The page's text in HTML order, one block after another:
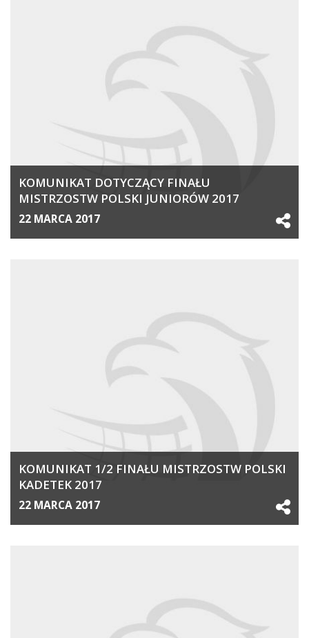
KOMUNIKAT DOTYCZĄCY FINAŁU
MISTRZOSTW POLSKI JUNIORÓW 2017
22 MARCA 2017
KOMUNIKAT 1/2 FINAŁU MISTRZOSTW POLSKI
KADETEK 2017
22 MARCA 2017